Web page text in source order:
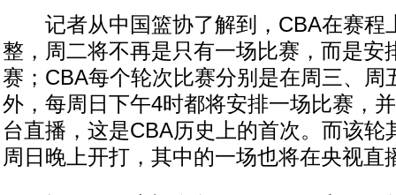
记者从中国篮协了解到，CBA在赛程
整，周二将不再是只有一场比赛，而是安
赛；CBA每个轮次比赛分别是在周三、周
外，每周日下午4时都将安排一场比赛，
台直播，这是CBA历史上的首次。而该轮
周日晚上开打，其中的一场也将在央视直